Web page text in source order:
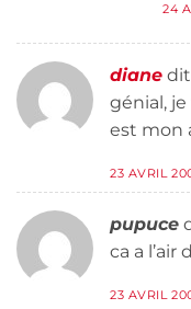
24
diane
génial, je
est mon
23 AVRIL
pupuce
ca a l’air
23 AVRIL